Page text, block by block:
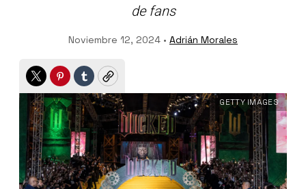
de fans
Noviembre 12, 2024 • Adrián Morales
TwitterPinterest
TumblrCopy
GETTY IMAGES